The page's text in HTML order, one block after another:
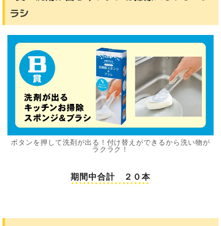
ラシ
ボタンを押して洗剤が出る！付け替えができるから洗い物が
ラクラク！
期間中合計 ２０本